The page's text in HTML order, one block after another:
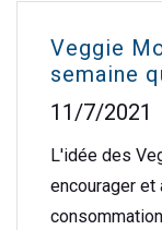
Veggie
semaine
11/7/2021
L'idée des
encourager et